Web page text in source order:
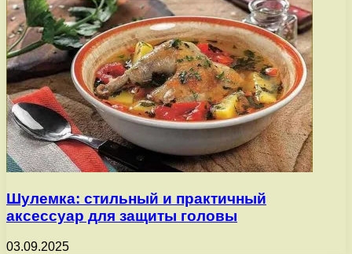
Шулемка: стильный и практичный
аксессуар для защиты головы
03.09.2025